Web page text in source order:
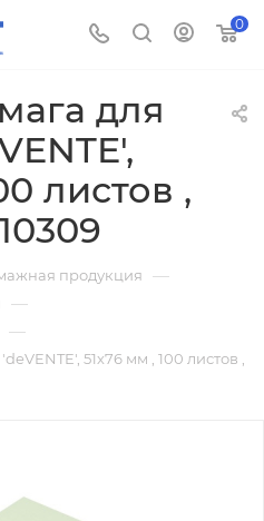
0
для
листов ,
продукция —
—
—
51х76 мм , 100 листов ,